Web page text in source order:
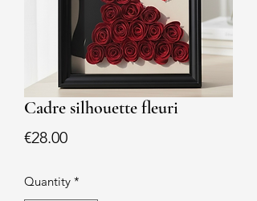
Cadre silhouette fleuri
€28.00Price
Quantity *